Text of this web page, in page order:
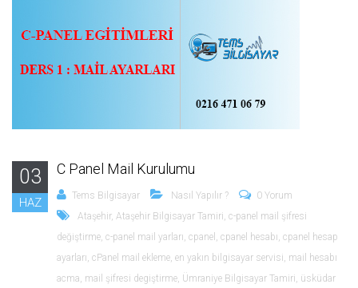
03
HAZ
C Panel Mail Kurulumu
Tems Bilgisayar Nasıl Yapılır ?
0 Yorum
Ataşehir, Ataşehir Bilgisayar Tamiri, c-panel mail şifresi
değiştirme, c-panel mail yarları, cpanel , cpanel hesabı, cpanel hesap
ayarları, cPanel mail ekleme, en yakın bilgisayar servisi, mail hesabı
acma, mail şifresi degiştirme, Ümraniye Bilgisayar Tamiri, üsküdar